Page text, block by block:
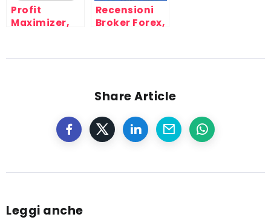
Profit
Maximizer,
Recensioni
Broker Forex,
scelta della
Share Article
Leggi anche